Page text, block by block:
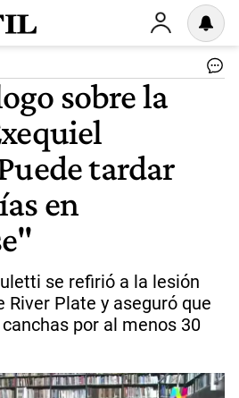
sobre la
tardar
en
se refirió a la lesión
Plate y aseguró que
por al menos 30